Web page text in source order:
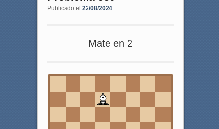
Publicado el 22/08/2024
Mate en 2